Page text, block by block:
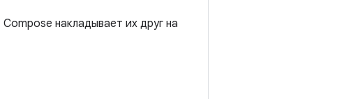
накладывает их друг на